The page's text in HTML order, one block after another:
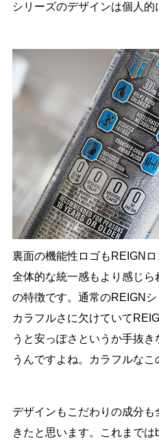
シリーズのデザインは個人的
裏面の機能性ロゴもREIGN
全体的な統一感もより感じ
の特徴です。通常のREIGN
カラフルさに欠けていて
うと安っぽさというか手抜
うんですよね。カラフルなこ
デザインもこだわりの成分
きたと思います。これまで